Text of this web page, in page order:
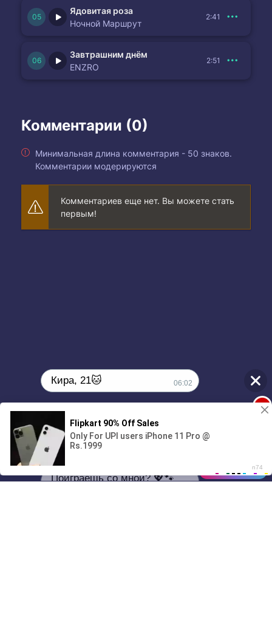
Ядовитая роза
Ночной Маршрут
2:41
Завтрашним днём
ENZRO
2:51
Комментарии (0)
Минимальная длина комментария - 50 знаков.
Комментарии модерируются
Комментариев еще нет. Вы можете стать
первым!
01/07
00:00
Кира, 21🐱 06:02
Поиграешь со мной? 💖🐾
1